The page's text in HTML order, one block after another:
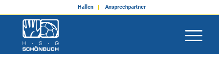
Hallen Ansprechpartner